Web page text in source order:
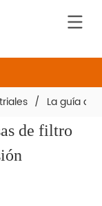
/ La guía
de filtro